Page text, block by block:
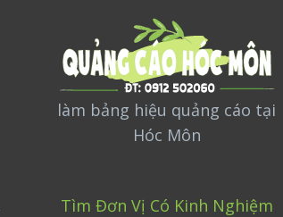
làm bảng hiệu quảng cáo tại
Hóc Môn
Tìm Đơn Vị Có Kinh Nghiệm